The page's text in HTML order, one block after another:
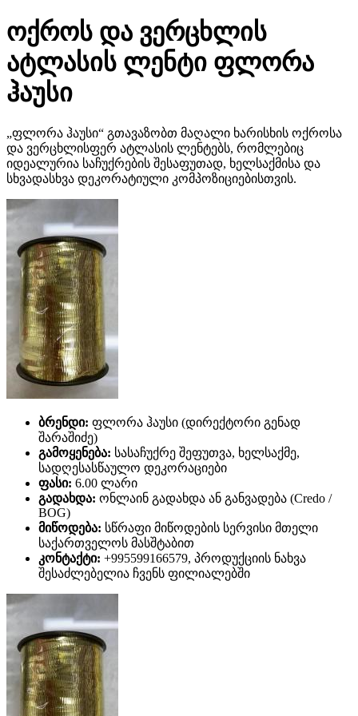
ოქროს და ვერცხლის
ატლასის ლენტი ფლორა
ჰაუსი
„ფლორა ჰაუსი“ გთავაზობთ მაღალი ხარისხის ოქროსა
და ვერცხლისფერ ატლასის ლენტებს, რომლებიც
იდეალურია საჩუქრების შესაფუთად, ხელსაქმისა და
სხვადასხვა დეკორატიული კომპოზიციებისთვის.
ბრენდი: ფლორა ჰაუსი (დირექტორი გენად
შარაშიძე)
გამოყენება: სასაჩუქრე შეფუთვა, ხელსაქმე,
სადღესასწაულო დეკორაციები
ფასი: 6.00 ლარი
გადახდა: ონლაინ გადახდა ან განვადება (Credo /
BOG)
მიწოდება: სწრაფი მიწოდების სერვისი მთელი
საქართველოს მასშტაბით
კონტაქტი: +995599166579, პროდუქციის ნახვა
შესაძლებელია ჩვენს ფილიალებში